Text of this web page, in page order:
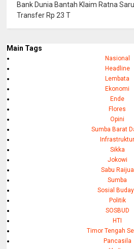
Bank Dunia Bantah Klaim Ratna
Transfer Rp 23 T
Main Tags
Nasional
Headline
Lembata
Ekonomi
Ende
Flores
Opini
Sumba Barat
Infrastruktur
Sikka
Jokowi
Sabu Raijua
Sumba
Sosial
Politik
SOSBUD
HTI
Timor Tengah
Pancasila